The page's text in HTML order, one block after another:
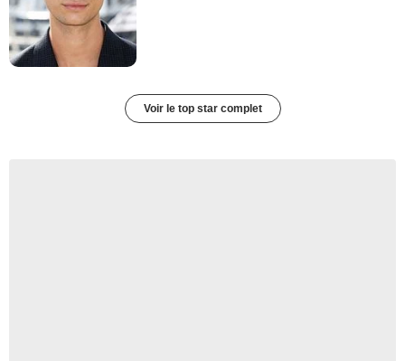
Voir le top star complet